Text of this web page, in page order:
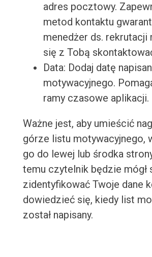
adres pocztowy.
metod kontaktu
menedżer ds. rekrutacji
się z Tobą
Data: Dodaj datę
motywacyjnego.
ramy czasowe aplikacji.
Ważne jest, aby umieścić
górze listu motywacyjnego,
go do lewej lub środka
temu czytelnik będzie mógł
zidentyfikować Twoje dane
dowiedzieć się, kiedy list
został napisany.